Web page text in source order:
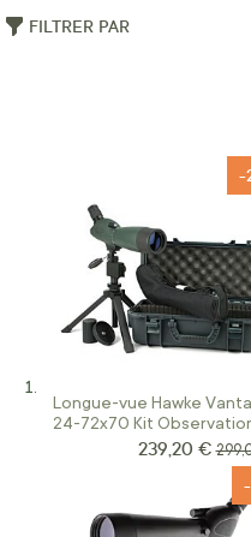
FILTRER PAR
Longue-vue Hawke
24-72x70 Kit
-
Prix Spécial
239,20 € Prix